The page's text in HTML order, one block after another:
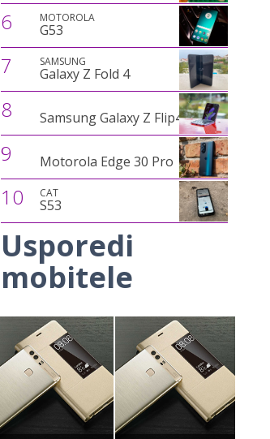
6 MOTOROLA
G53
7 SAMSUNG
Galaxy Z Fold 4
8 Samsung Galaxy Z Flip4
9 Motorola Edge 30 Pro
10 CAT
S53
Usporedi
mobitele